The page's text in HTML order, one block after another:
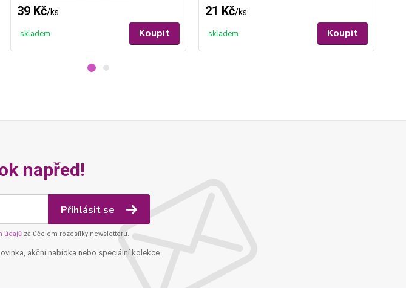
39 Kč/ks
skladem Koupit
21 Kč/ks
skladem Koupit
napřed!
Přihlásit se
údajů za účelem rozesílky newsletteru.
akční nabídka nebo speciální kolekce.